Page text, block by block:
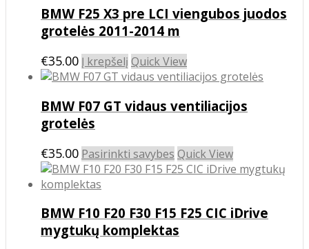
BMW F25 X3 pre LCI viengubos juodos
grotelės 2011-2014 m
€35.00 Į krepšelį Quick View
BMW F07 GT vidaus ventiliacijos
grotelės
€35.00 Pasirinkti savybes This
product
variants.
The
Quick View
BMW F10 F20 F30 F15 F25 CIC iDrive
mygtukų komplektas